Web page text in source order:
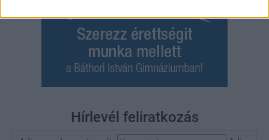
Hírlevél feliratkozás